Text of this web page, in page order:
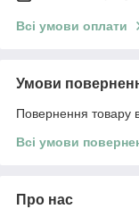
Всі умови оплати
Умови
Повернення товару
Всі умови
Про нас